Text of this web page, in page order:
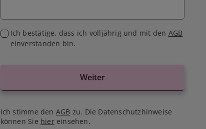
Ich bestätige, dass ich volljährig und mit den AGB
einverstanden bin.
Weiter
Ich stimme den AGB zu. Die Datenschutzhinweise
können Sie hiereinsehen.